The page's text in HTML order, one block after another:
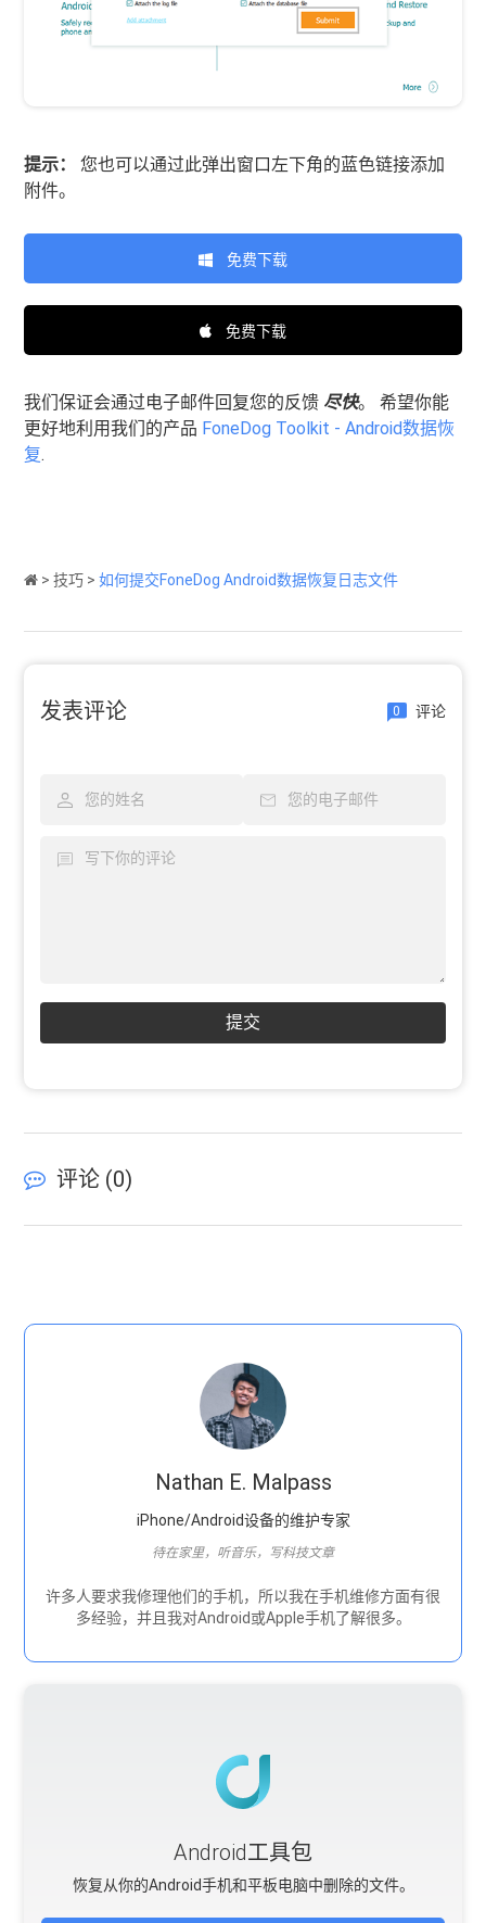
提示：
您也可以通过此弹出窗口左下角的蓝色链接添加
附件。
免费下载
免费下载
我们保证会通过电子邮件回复您的反馈 尽快。 希望你能
更好地利用我们的产品 FoneDog Toolkit - Android数据恢
复.
>技巧 >如何提交FoneDog Android数据恢复日志文件
发表评论 0 评论
提交
评论 (0)
Nathan E. Malpass
iPhone/Android设备的维护专家
待在家里，听音乐，写科技文章
许多人要求我修理他们的手机，所以我在手机维修方面有很
多经验，并且我对Android或Apple手机了解很多。
Android工具包
恢复从你的Android手机和平板电脑中删除的文件。